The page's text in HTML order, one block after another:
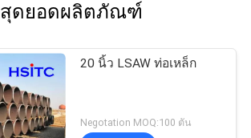
สุดยอดผลิตภัณฑ์
20 นิ้ว LSAW ท่อเหล็ก
Negotation MOQ:100 ตัน